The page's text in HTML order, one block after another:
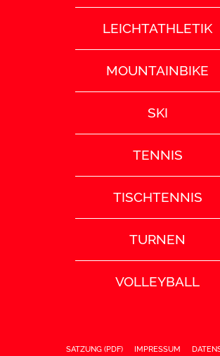
LEICHTATHLETIK
MOUNTAINBIKE
SKI
TENNIS
TISCHTENNIS
TURNEN
VOLLEYBALL
SATZUNG (PDF) IMPRESSUM